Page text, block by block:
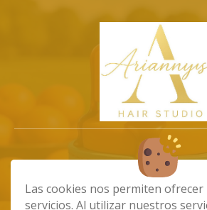
Las cookies nos permiten
servicios. Al utilizar nuestros
675102532